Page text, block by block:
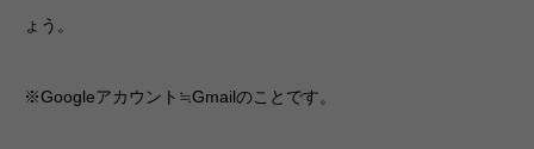
ょう。
※Googleアカウント≒Gmailのことです。